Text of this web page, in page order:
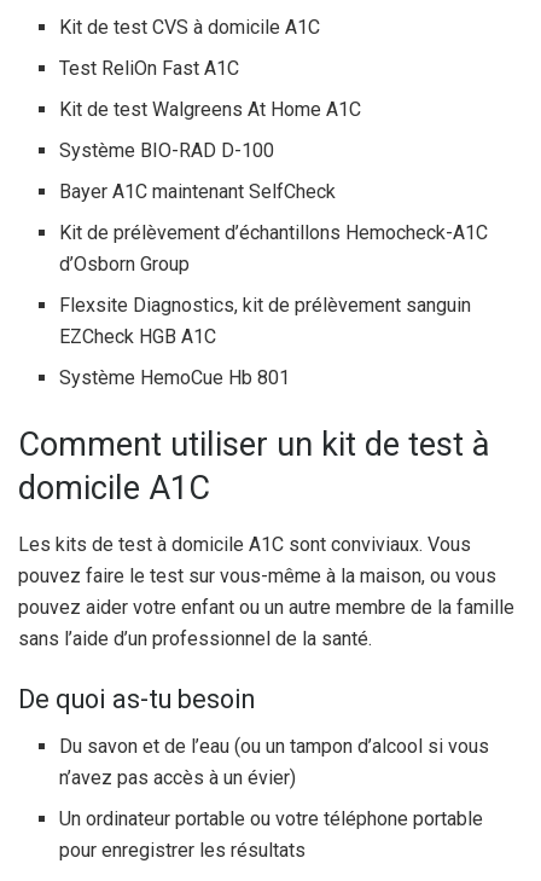
Kit de test CVS à domicile A1C
Test ReliOn Fast A1C
Kit de test Walgreens At Home A1C
Système BIO-RAD D-100
Bayer A1C maintenant SelfCheck
Kit de prélèvement d’échantillons Hemocheck-A1C
d’Osborn Group
Flexsite Diagnostics, kit de prélèvement sanguin
EZCheck HGB A1C
Système HemoCue Hb 801
Comment utiliser un kit de test à
domicile A1C
Les kits de test à domicile A1C sont conviviaux. Vous
pouvez faire le test sur vous-même à la maison, ou vous
pouvez aider votre enfant ou un autre membre de la famille
sans l’aide d’un professionnel de la santé.
De quoi as-tu besoin
Du savon et de l’eau (ou un tampon d’alcool si vous
n’avez pas accès à un évier)
Un ordinateur portable ou votre téléphone portable
pour enregistrer les résultats